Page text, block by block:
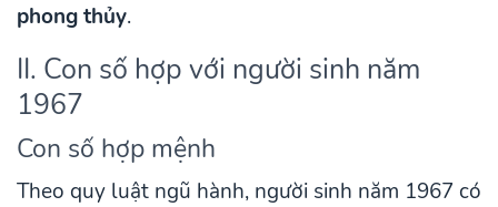
phong thủy.
II. Con số hợp với người sinh năm
1967
Con số hợp mệnh
Theo quy luật ngũ hành, người sinh năm 1967 có